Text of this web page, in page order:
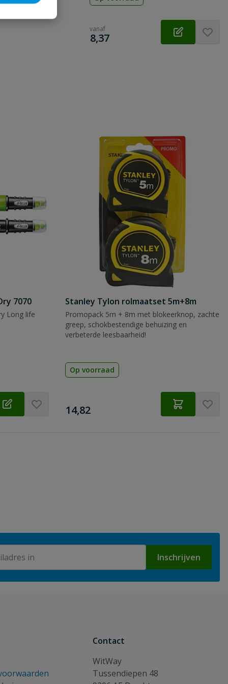
vanaf
€
8,37
7070
Long life
Stanley Tylon rolmaatset 5m+8m
Promopack 5m + 8m met blokeerknop, zachte
greep, schokbestendige behuizing en
verbeterde leesbaarheid!
Op voorraad
€
14,82
Inschrijven
Contact
WitWay
Tussendiepen 48